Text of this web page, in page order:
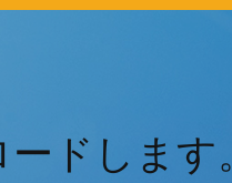
ドします。